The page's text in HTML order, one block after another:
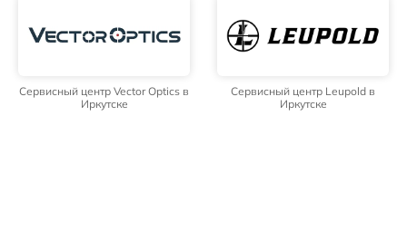
Сервисный центр Vector Optics в
Иркутске
Сервисный центр Leupold в
Иркутске